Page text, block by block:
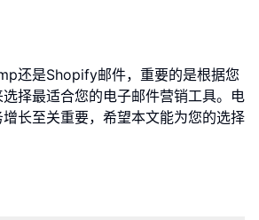
还是Shopify邮件，重要的是根据您
择最适合您的电子邮件营销工具。电
长至关重要，希望本文能为您的选择